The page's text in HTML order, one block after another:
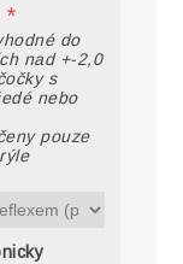
*
do
nad +-2,0
s
nebo
pouze